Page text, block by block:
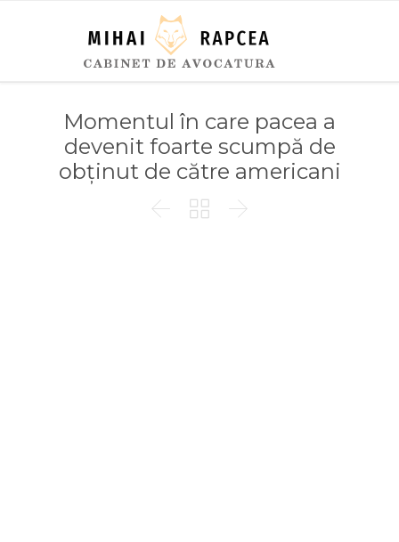
Momentul în care pacea a
devenit foarte scumpă de
obținut de către americani
  